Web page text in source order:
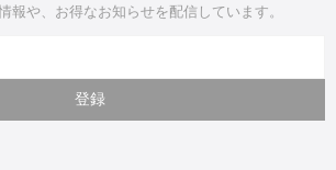
報や、お得なお知らせを配信しています。